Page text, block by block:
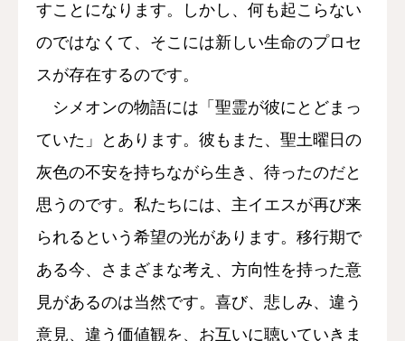
すことになります。しかし、何も起こらない
のではなくて、そこには新しい生命のプロセ
スが存在するのです。
シメオンの物語には「聖霊が彼にとどまっ
ていた」とあります。彼もまた、聖土曜日の
灰色の不安を持ちながら生き、待ったのだと
思うのです。私たちには、主イエスが再び来
られるという希望の光があります。移行期で
ある今、さまざまな考え、方向性を持った意
見があるのは当然です。喜び、悲しみ、違う
意見、違う価値観を、お互いに聴いていきま